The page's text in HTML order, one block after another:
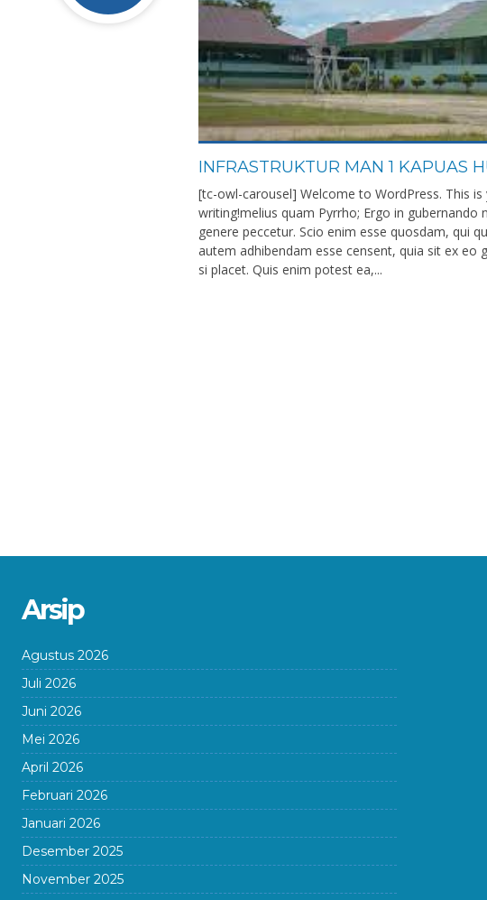
INFRASTRUKTUR MAN 1 KAPUAS
[tc-owl-carousel] Welcome to WordPress. This
writing!melius quam Pyrrho; Ergo in
genere peccetur. Scio enim esse quosdam, qui
autem adhibendam esse censent, quia sit ex eo
si placet. Quis enim potest ea,...
Arsip
Agustus 2026
Juli 2026
Juni 2026
Mei 2026
April 2026
Februari 2026
Januari 2026
Desember 2025
November 2025